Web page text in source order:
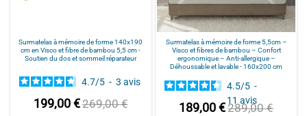
Surmatelas à mémoire de forme 140x190
cm en Visco et fibre de bambou 5,5 cm -
Soutien du dos et sommeil réparateur
4.7/5 - 3 avis
199,00 €269,00 €
Surmatelas à mémoire de forme 5,5cm –
Visco et fibres de bambou – Confort
ergonomique – Anti-allergique –
Déhoussable et lavable - 160x200 cm
4.5/5 -
11avis
189,00 €289,00 €